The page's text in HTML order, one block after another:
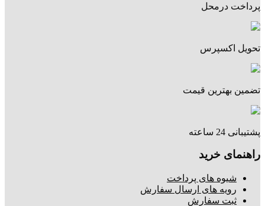
پرداخت درمحل
تحویل اکسپرس
تضمین بهترین قیمت
پشتیبانی 24 ساعته
راهنمای خرید
شیوه های پرداخت
رویه های ارسال سفارش
ثبت سفارش